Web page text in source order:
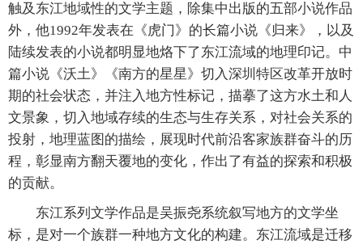
触及东江地域性的文学主题，除集中出版的五部小说作品
外，他1992年发表在《虎门》的长篇小说《归来》，以及
陆续发表的小说都明显地烙下了东江流域的地理印记。中
篇小说《沃土》《南方的星星》切入深圳特区改革开放时
期的社会状态，并注入地方性标记，描摹了这方水土和人
文景象，切入地域存续的生态与生存关系，对社会关系的
投射，地理蓝图的描绘，展现时代前沿客家族群奋斗的历
程，彰显南方翻天覆地的变化，作出了有益的探索和积极
的贡献。
东江系列文学作品是吴振尧系统叙写地方的文学坐
标，是对一个族群一种地方文化的构建。东江流域是迁移